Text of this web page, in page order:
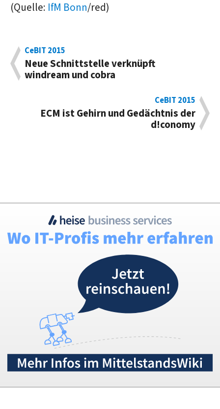
(Quelle: IfM Bonn/red)
CeBIT 2015
Neue Schnittstelle verknüpft
windream und cobra
CeBIT 2015
ECM ist Gehirn und Gedächtnis der
d!conomy